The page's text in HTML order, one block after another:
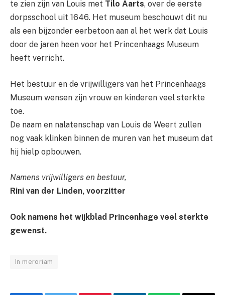
te zien zijn van Louis met Tilo Aarts, over de eerste
dorpsschool uit 1646. Het museum beschouwt dit nu
als een bijzonder eerbetoon aan al het werk dat Louis
door de jaren heen voor het Princenhaags Museum
heeft verricht.
Het bestuur en de vrijwilligers van het Princenhaags
Museum wensen zijn vrouw en kinderen veel sterkte
toe.
De naam en nalatenschap van Louis de Weert zullen
nog vaak klinken binnen de muren van het museum dat
hij hielp opbouwen.
Namens vrijwilligers en bestuur,
Rini van der Linden, voorzitter
Ook namens het wijkblad Princenhage veel sterkte
gewenst.
In meroriam